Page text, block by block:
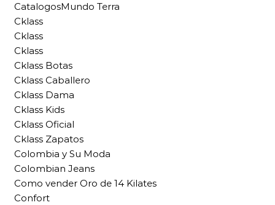
CatalogosMundo Terra
Cklass
Cklass
Cklass
Cklass Botas
Cklass Caballero
Cklass Dama
Cklass Kids
Cklass Oficial
Cklass Zapatos
Colombia y Su Moda
Colombian Jeans
Como vender Oro de 14 Kilates
Confort